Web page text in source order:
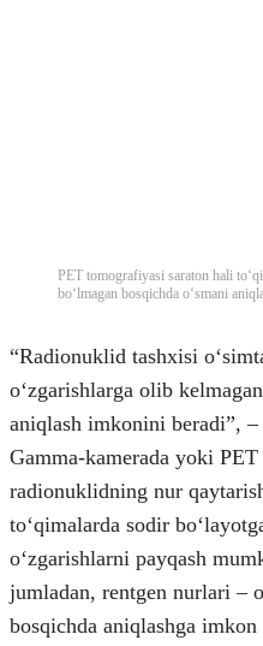
PET tomografiyasi saraton hali
boʻlmagan bosqichda oʻsmani
“Radionuklid tashxisi
oʻzgarishlarga olib
aniqlash imkonini beradi”,
Gamma-kamerada yoki
radionuklidning nur
toʻqimalarda sodir
oʻzgarishlarni payqash
jumladan, rentgen nurlari –
bosqichda aniqlashga